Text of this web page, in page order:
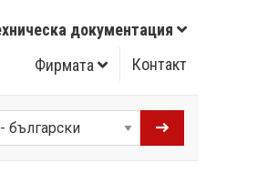
документация
Фирмата
Контакт